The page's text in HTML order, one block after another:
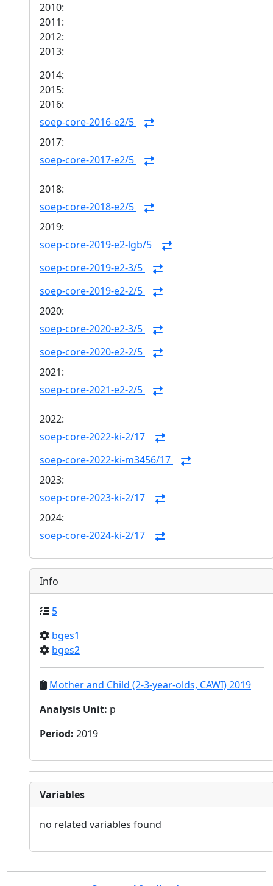
2010:
2011:
2012:
2013:
2014:
2015:
2016:
soep-core-2016-e2/5
2017:
soep-core-2017-e2/5
2018:
soep-core-2018-e2/5
2019:
soep-core-2019-e2-lgb/5
soep-core-2019-e2-3/5
soep-core-2019-e2-2/5
2020:
soep-core-2020-e2-3/5
soep-core-2020-e2-2/5
2021:
soep-core-2021-e2-2/5
2022:
soep-core-2022-ki-2/17
soep-core-2022-ki-m3456/17
2023:
soep-core-2023-ki-2/17
2024:
soep-core-2024-ki-2/17
Info
5
bges1
bges2
Mother and Child (2-3-year-olds, CAWI) 2019
Analysis Unit: p
Period: 2019
Variables
no related variables found